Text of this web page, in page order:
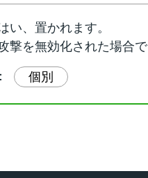
い、置かれます。
撃を無効化された場合
個別